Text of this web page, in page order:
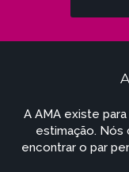
A AMA existe
estimação. Nós
encontrar o par